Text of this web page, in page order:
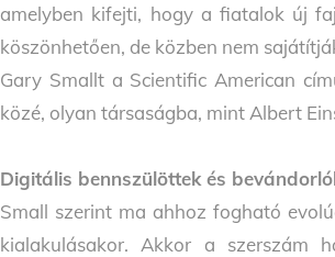
amelyben kifejti, hogy a fiatalok új
köszönhetően, de közben nem
Gary Smallt a Scientific American
közé, olyan társaságba, mint Albert
Digitális bennszülöttek és
Small szerint ma ahhoz fogható
kialakulásakor. Akkor a szerszám